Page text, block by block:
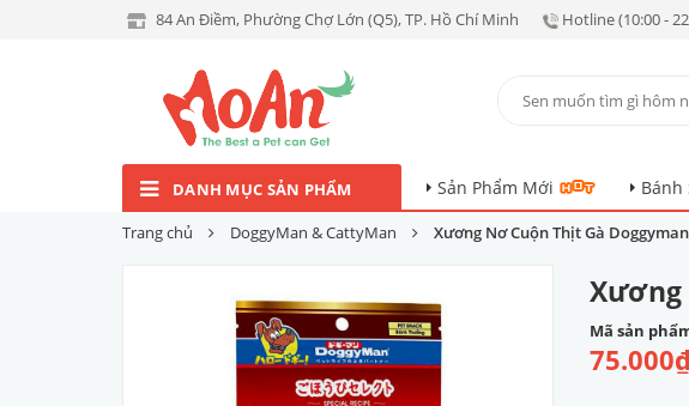
84 An Điềm, Phường Chợ Lớn (Q5), TP. Hồ Chí Minh Hotline (10:00 -
DANH MỤC SẢN PHẨM Sản Phẩm Mới Bánh
Trang chủ DoggyMan & CattyMan Xương Nơ Cuộn Thịt Gà
Xương
Mã sản